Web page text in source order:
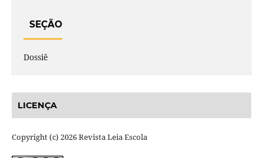
SEÇÃO
Dossiê
LICENÇA
Copyright (c) 2026 Revista Leia Escola